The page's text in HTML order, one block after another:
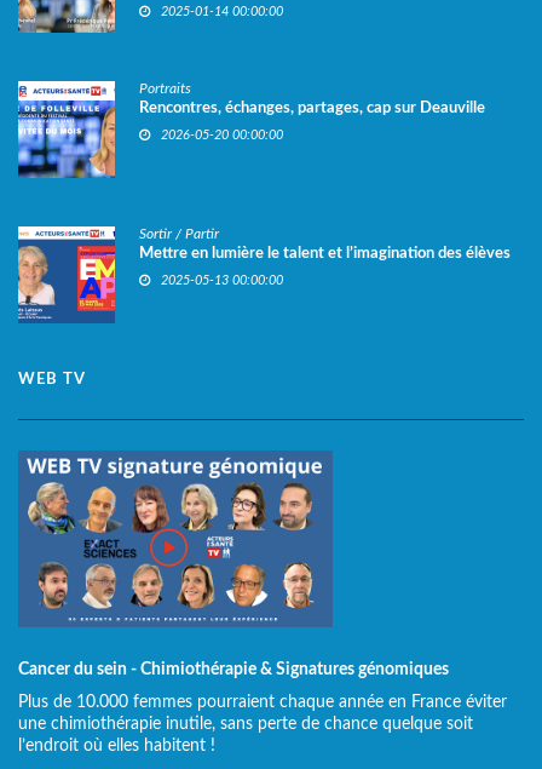
2025-01-14 00:00:00
Portraits
Rencontres, échanges, partages, cap sur Deauville
2026-05-20 00:00:00
Sortir / Partir
Mettre en lumière le talent et l’imagination des élèves
2025-05-13 00:00:00
WEB TV
Cancer du sein - Chimiothérapie & Signatures génomiques
Plus de 10.000 femmes pourraient chaque année en France éviter
une chimiothérapie inutile, sans perte de chance quelque soit
l’endroit où elles habitent !